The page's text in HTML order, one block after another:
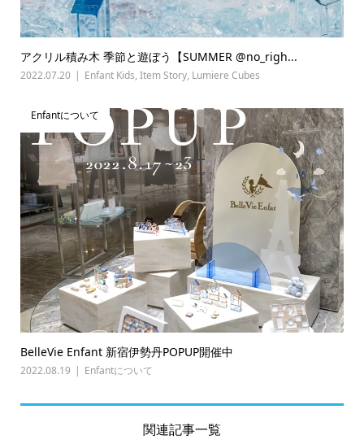
アクリル積み木 季節と遊ぼう【SUMMER @no_righ...
2022.07.20 Enfant Kids, Item Story, Lumiere Cubes
Enfantについて
BelleVie Enfant 新宿伊勢丹POPUP開催中
2022.08.19 Enfantについて
関連記事一覧